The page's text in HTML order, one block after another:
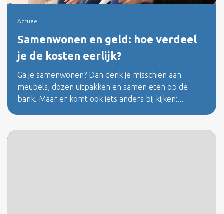
Actueel
Samenwonen en geld: hoe verdeel
je de kosten eerlijk?
Ga je samenwonen? Dan denk je misschien aan
meubels, dozen uitpakken en samen eten op de
bank. Maar er komt ook iets anders bij kijken:...